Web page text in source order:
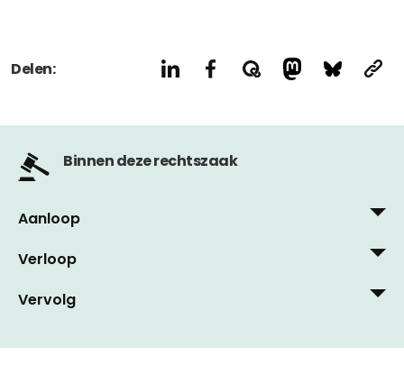
Delen:
Binnen deze rechtszaak
Aanloop
25 augustus, 2020
Privacy First bereidt rechtszaak tegen
Verloop
26 november, 2022
Vervolg
27 februari, 2025